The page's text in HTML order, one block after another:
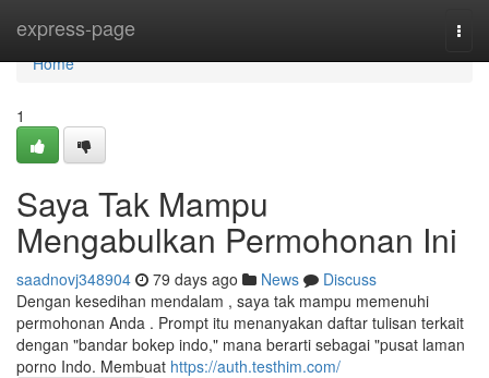
express-page
Home
Home
1
Saya Tak Mampu
Mengabulkan Permohonan Ini
saadnovj348904 79 days ago News
Discuss
Dengan kesedihan mendalam , saya tak mampu memenuhi
permohonan Anda . Prompt itu menanyakan daftar tulisan terkait
dengan "bandar bokep indo," mana berarti sebagai "pusat laman
porno Indo. Membuat https://auth.testhim.com/